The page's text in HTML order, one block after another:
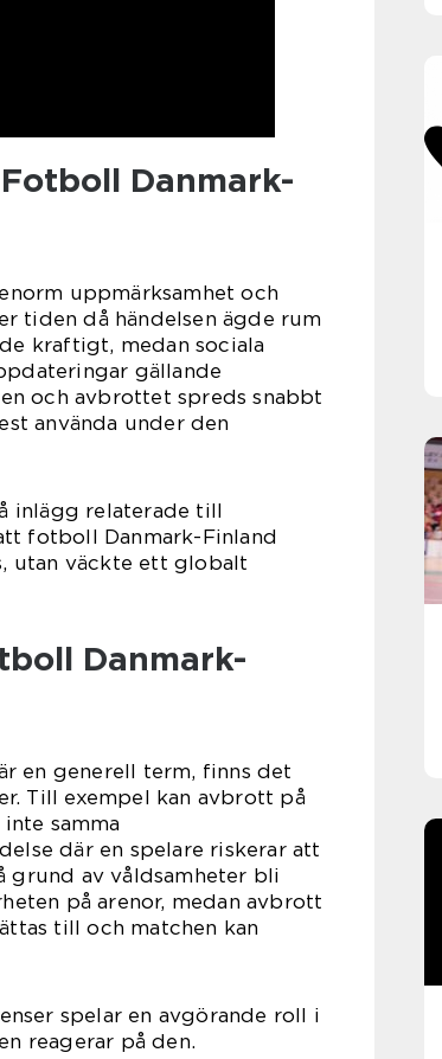
Danmark-
uppmärksamhet och
tiden då händelsen ägde rum
kraftigt, medan sociala
gällande
och avbrottet spreds snabbt
använda under den
inlägg relaterade till
fotboll Danmark-Finland
utan väckte ett globalt
Danmark-
en generell term, finns det
Till exempel kan avbrott på
samma
där en spelare riskerar att
grund av våldsamheter bli
på arenor, medan avbrott
till och matchen kan
spelar en avgörande roll i
reagerar på den.